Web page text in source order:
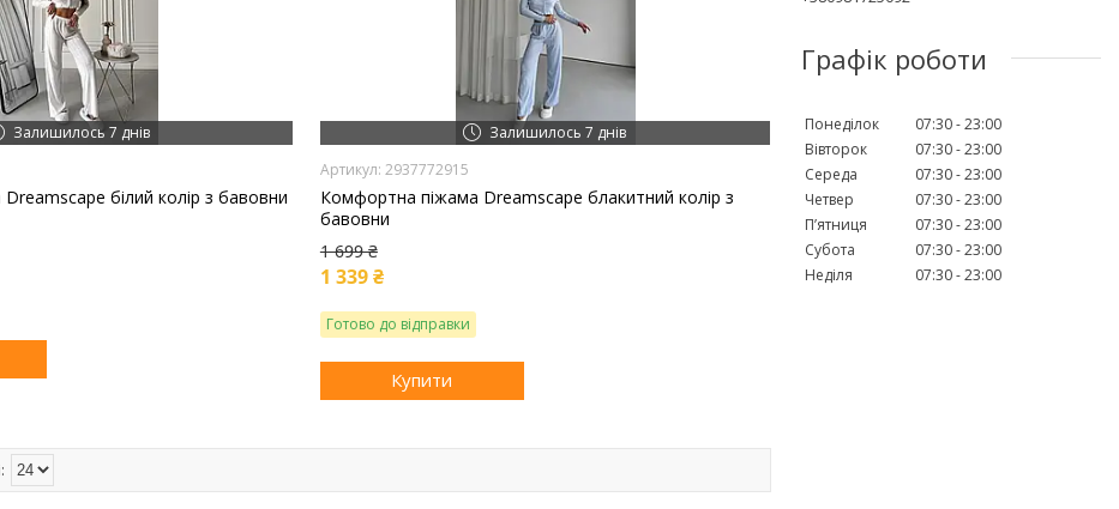
Залишилось 7 днів
білий колір з бавовни
Залишилось 7 днів
2937772915
Комфортна піжама Dreamscape блакитний колір з
бавовни
1 699 ₴
1 339 ₴
Готово до відправки
Купити
Графік роботи
Понеділок 07:30 23:00
Вівторок
07:30 23:00
Середа
07:30 23:00
Четвер
07:30 23:00
Пʼятниця
07:30 23:00
Субота
07:30 23:00
Неділя
07:30 23:00